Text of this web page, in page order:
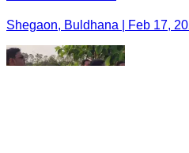
Shegaon, Buldhana | Feb 17,